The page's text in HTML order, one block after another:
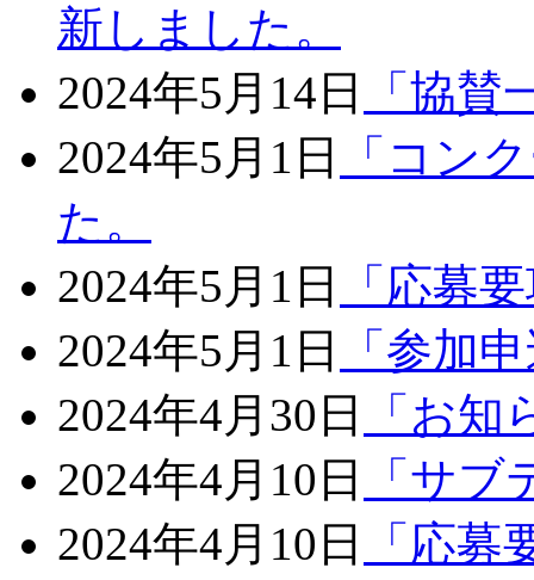
新しました。
2024年5月14日
「協
2024年5月1日
「コン
た。
2024年5月1日
「応募
2024年5月1日
「参加
2024年4月30日
「お
2024年4月10日
「サ
2024年4月10日
「応